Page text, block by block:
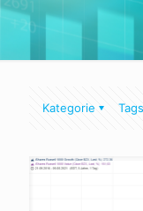
Kategorie Tags